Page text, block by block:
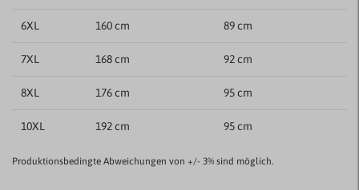
6XL 160 cm 89 cm
7XL 168 cm 92 cm
8XL 176 cm 95 cm
10XL 192 cm 95 cm
Produktionsbedingte Abweichungen von +/- 3% sind möglich.